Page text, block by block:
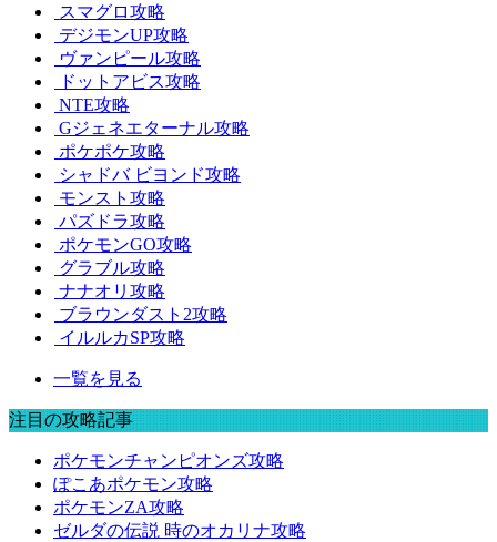
スマグロ攻略
デジモンUP攻略
ヴァンピール攻略
ドットアビス攻略
NTE攻略
Gジェネエターナル攻略
ポケポケ攻略
シャドバ ビヨンド攻略
モンスト攻略
パズドラ攻略
ポケモンGO攻略
グラブル攻略
ナナオリ攻略
ブラウンダスト2攻略
イルルカSP攻略
一覧を見る
注目の攻略記事
ポケモンチャンピオンズ攻略
ぽこあポケモン攻略
ポケモンZA攻略
ゼルダの伝説 時のオカリナ攻略